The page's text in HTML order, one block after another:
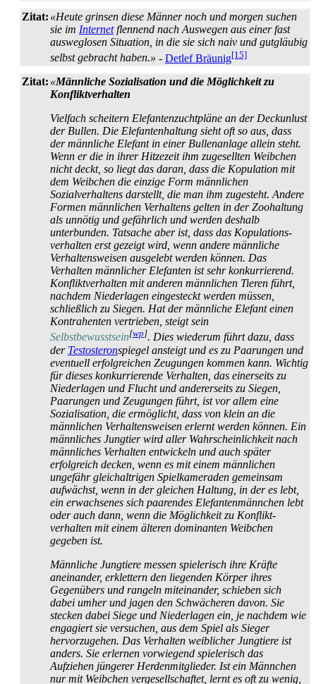
Zitat: «Heute grinsen diese Männer noch und morgen suchen
sie im Internetflennend nach Auswegen aus einer fast
ausweglosen Situation, in die sie sich naiv und gutgläubig
selbst gebracht haben.» - Detlef Bräunig[15]
Zitat: «Männliche Sozialisation und die Möglichkeit zu
Konflikt­verhalten
Vielfach scheitern Elefantenzuchtpläne an derDeckunlust
der Bullen. Die Elefanten­haltung sieht oft so aus, dass
der männliche Elefant in einer Bullenanlage allein steht.
Wenn er die in ihrer Hitzezeit ihm zugesellten Weibchen
nicht deckt, so liegt das daran, dass die Kopulation mit
dem Weibchen die einzige Form männlichen
Sozialverhaltens darstellt, die man ihm zugesteht. Andere
Formen männlichen Verhaltens gelten in der Zoohaltung
als unnötig und gefährlich und werden deshalb
unterbunden. Tatsache aber ist, dass das Kopulations­
verhalten erst gezeigt wird, wenn andere männliche
Verhaltens­weisen ausgelebt werden können. Das
Verhalten männlicher Elefanten ist sehr konkurrierend.
Konflikt­verhalten mit anderen männlichen Tieren führt,
nachdem Niederlagen eingesteckt werden müssen,
schließlich zu Siegen. Hat der männliche Elefant einen
Kontrahenten vertrieben, steigt sein
Selbstbewusstsein[wp]. Dies wiederum führt dazu, dass
der Testosteron­spiegel ansteigt und es zu Paarungen und
eventuell erfolgreichen Zeugungen kommen kann. Wichtig
für dieses konkurrierende Verhalten, das einerseits zu
Niederlagen und Flucht und andererseits zu Siegen,
Paarungen und Zeugungen führt, ist vor allem eine
Sozialisation, die ermöglicht, dass von klein an die
männlichen Verhaltensweisen erlernt werden können. Ein
männliches Jungtier wird aller Wahrscheinlichkeit nach
männliches Verhalten entwickeln und auch später
erfolgreich decken, wenn es mit einem männlichen
ungefähr gleichaltrigen Spielkameraden gemeinsam
aufwächst, wenn in der gleichen Haltung, in der es lebt,
ein erwachsenes sich paarendes Elefanten­männchen lebt
oder auch dann, wenn die Möglichkeit zu Konflikt­
verhalten mit einem älteren dominanten Weibchen
gegeben ist.
Männliche Jungtiere messen spielerisch ihre Kräfte
aneinander, erklettern den liegenden Körper ihres
Gegenübers und rangeln miteinander, schieben sich
dabei umher und jagen den Schwächeren davon. Sie
stecken dabei Siege und Niederlagen ein, je nachdem wie
engagiert sie versuchen, aus dem Spiel als Sieger
hervorzugehen. Das Verhalten weiblicher Jungtiere ist
anders. Sie erlernen vorwiegend spielerisch das
Aufziehen jüngerer Herdenmitglieder. Ist ein Männchen
nur mit Weibchen vergesellschaftet, lernt es oft zu wenig,